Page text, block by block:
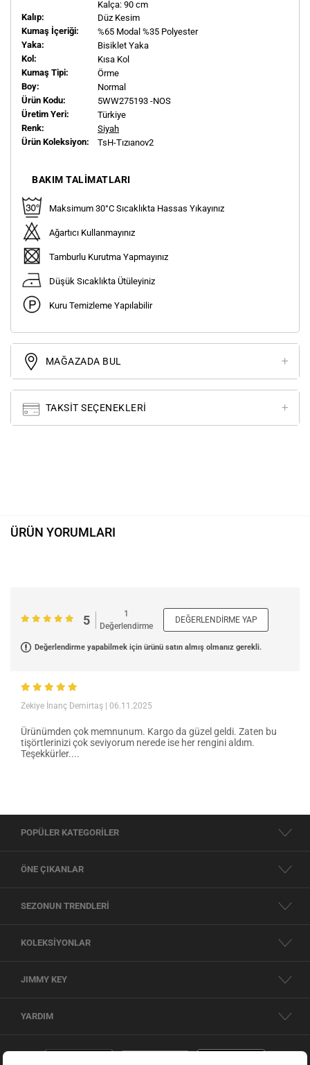
Kalça: 90 cm
Kalıp:
Düz Kesim
Kumaş İçeriği:
%65 Modal %35 Polyester
Yaka:
Bisiklet Yaka
Kol:
Kısa Kol
Kumaş Tipi:
Örme
Boy:
Normal
Ürün Kodu:
5WW275193 -NOS
Üretim Yeri:
Türkiye
Renk:
Siyah
Ürün Koleksiyon:
TsH-Tızıanov2
BAKIM TALIMATLARI
Maksimum 30°C Sıcaklıkta Hassas Yıkayınız
Ağartıcı Kullanmayınız
Tamburlu Kurutma Yapmayınız
Düşük Sıcaklıkta Ütüleyiniz
Kuru Temizleme Yapılabilir
MAĞAZADA BUL
TAKSIT SEÇENEKLERI
ÜRÜN YORUMLARI
5
1
Değerlendirme
DEĞERLENDIRME YAP
Değerlendirme yapabilmek için ürünü satın almış olmanız gerekli.
Zekiye İnanç Demirtaş | 06.11.2025
Ürünümden çok memnunum. Kargo da güzel geldi. Zaten bu
tişörtlerinizi çok seviyorum nerede ise her rengini aldım.
Teşekkürler....
POPÜLER KATEGORİLER
ÖNE ÇIKANLAR
SEZONUN TRENDLERİ
KOLEKSİYONLAR
JIMMY KEY
YARDIM